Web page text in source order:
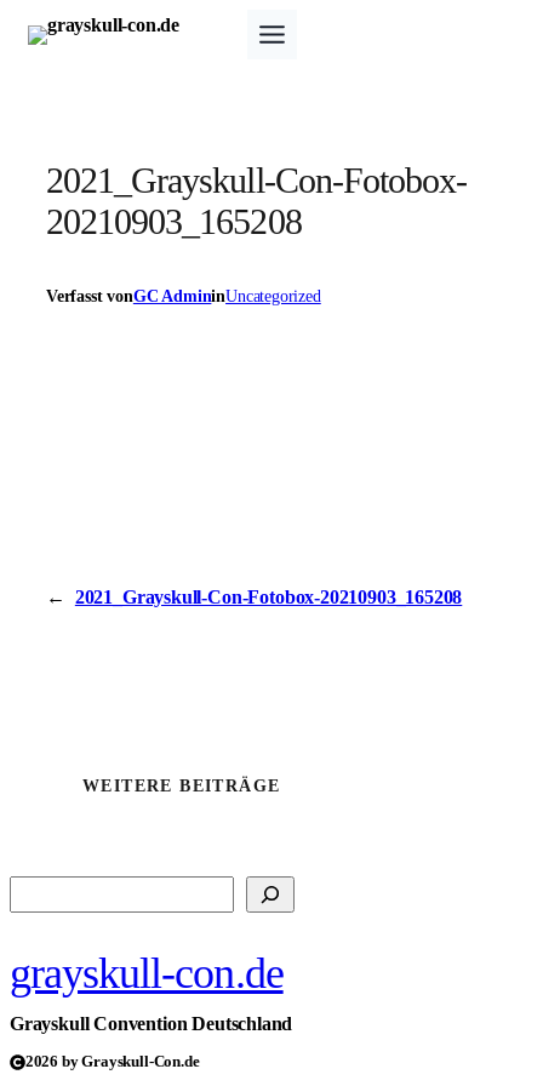
Zum
Inhalt
2021_Grayskull-Con-Fotobox-
20210903_165208
Verfasst vonGC AdmininUncategorized
← 2021_Grayskull-Con-Fotobox-20210903_165208
WEITERE BEITRÄGE
grayskull-con.de
Grayskull Convention Deutschland
2026 by Grayskull-Con.de